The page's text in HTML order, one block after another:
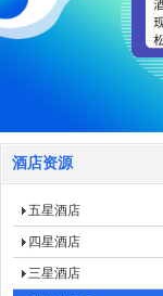
酒店资源
五星酒店
四星酒店
三星酒店